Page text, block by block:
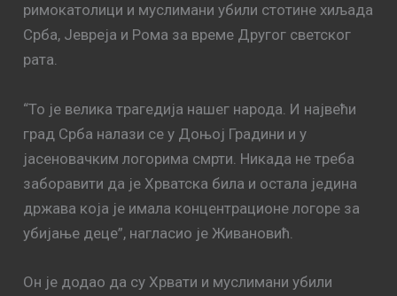
римокатолици и муслимани убили стотине хиљада
Срба, Јевреја и Рома за време Другог светског
рата.
“То је велика трагедија нашег народа. И највећи
град Срба налази се у Доњој Градини и у
јасеновачким логорима смрти. Никада не треба
заборавити да је Хрватска била и остала једина
држава која је имала концентрационе логоре за
убијање деце”, нагласио је Живановић.
Он је додао да су Хрвати и муслимани убили